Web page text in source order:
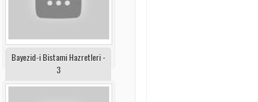
Bayezid-i Bistami Hazretleri -
3